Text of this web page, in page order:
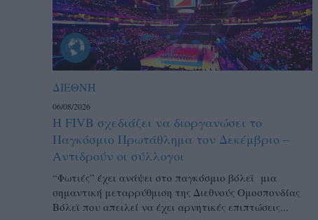
ΔΙΕΘΝΗ
06/08/2026
Η FIVB σχεδιάζει να διοργανώσει το
Παγκόσμιο Πρωτάθλημα τον Δεκέμβριο –
Αντιδρούν οι σύλλογοι
“Φωτιές” έχει ανάψει στο παγκόσμιο βόλεϊ μια
σημαντική μεταρρύθμιση της Διεθνούς Ομοσπονδίας
Βόλεϊ που απειλεί να έχει αρνητικές επιπτώσεις...